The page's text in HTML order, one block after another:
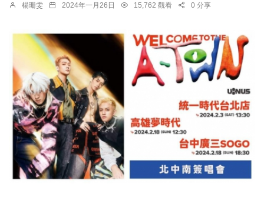
楊珊雯 2024年一月26日 15,762 觀看 0 分享